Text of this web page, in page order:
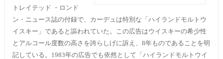
トレイテッド ・ロンド
ン・ニュース誌の付録で、カーデュは特別な「ハイランドモルトウ
イスキー」であると謳われていた。この広告はウイスキーの希少性
とアルコール度数の高さを誇らしげに訴え、8年ものであることを明
記している。1983年の広告でも依然として「ハイランドモルトウイ